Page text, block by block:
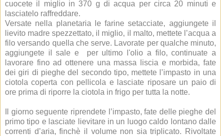
cuocete il miglio in 370 g di acqua per circa 20 minuti e
lasciatelo raffreddare.
Versate nella planetaria le farine setacciate, aggiungete il
lievito madre spezzettato, il miglio, il malto, mettete l’acqua a
filo versando quella che serve. Lavorate per qualche minuto,
aggiungete il sale e per ultimo l'olio a filo, continuate a
lavorare fino ad ottenere una massa liscia e morbida, fate
dei giri di pieghe del secondo tipo, mettete l’impasto in una
ciotola coperta con pellicola e lasciate riposare un paio di
ore prima di riporre la ciotola in frigo per tutta la notte.
Il giorno seguente riprendete l’impasto, fate delle pieghe del
primo tipo e lasciate lievitare in un luogo caldo lontano dalle
correnti d’aria, finchè il volume non sia triplicato. Rivoltate